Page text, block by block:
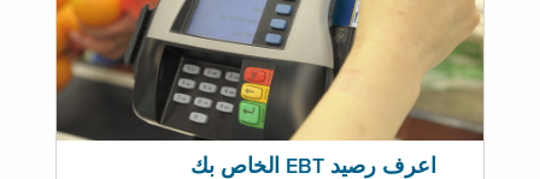
اعرف رصيد EBT الخاص بك